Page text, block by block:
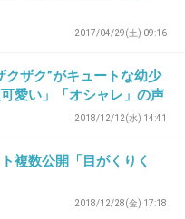
2017/04/29(土) 09:16
クザク”がキュートな幼少
愛い」「オシャレ」の声
2018/12/12(水) 14:41
複数公開「目がくりく
2018/12/28(金) 17:18